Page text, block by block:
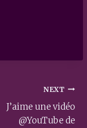
NEXT
J’aime une vidéo
@YouTube de